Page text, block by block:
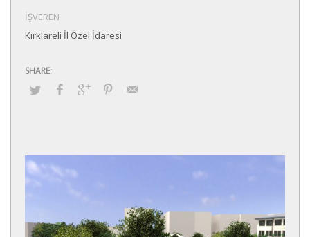
İŞVEREN
Kırklareli İl Özel İdaresi